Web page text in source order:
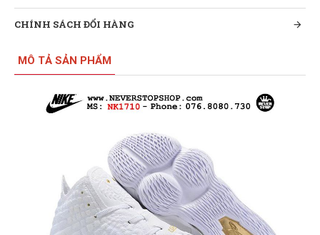
CHÍNH SÁCH ĐỔI HÀNG
MÔ TẢ SẢN PHẨM